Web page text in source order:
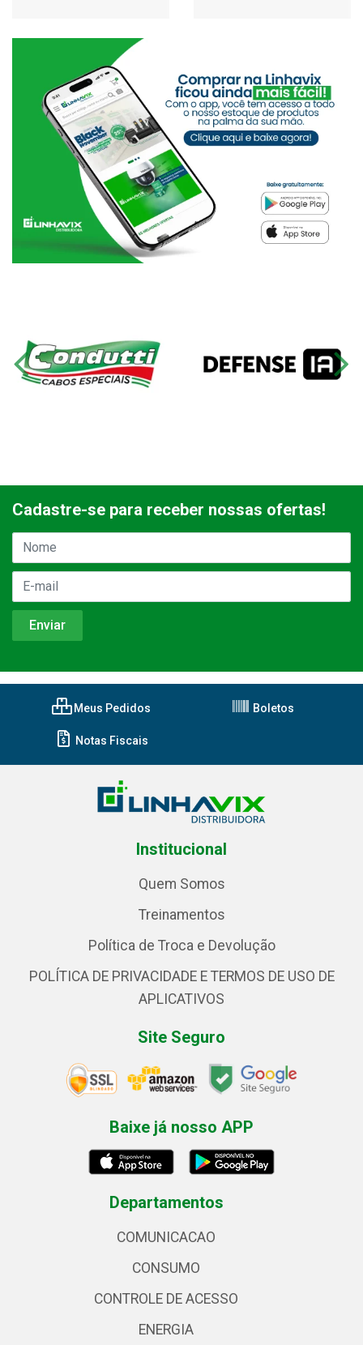
Cadastre-se para receber nossas ofertas!
Meus Pedidos Boletos
Notas Fiscais
Institucional
Quem Somos
Treinamentos
Política de Troca e Devolução
POLÍTICA DE PRIVACIDADE E TERMOS DE USO DE
APLICATIVOS
Site Seguro
Baixe já nosso APP
Departamentos
COMUNICACAO
CONSUMO
CONTROLE DE ACESSO
ENERGIA